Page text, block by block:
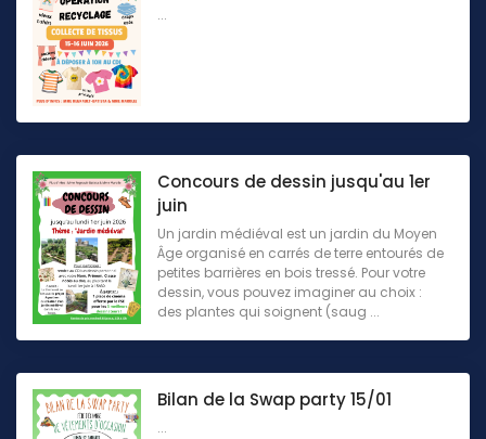
...
Concours de dessin jusqu'au 1er
juin
Un jardin médiéval est un jardin du Moyen
Âge organisé en carrés de terre entourés de
petites barrières en bois tressé. Pour votre
dessin, vous pouvez imaginer au choix :
des plantes qui soignent (saug ...
Bilan de la Swap party 15/01
...